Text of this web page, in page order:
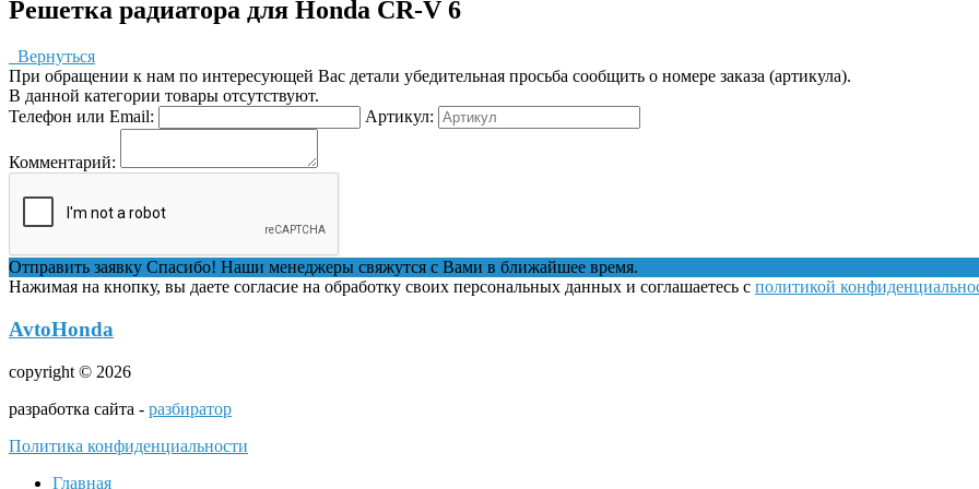
Решетка радиатора для Honda CR-V 6
Вернуться
При обращении к нам по интересующей Вас детали убедительная просьба сообщить о номере заказа (артикула).
В данной категории товары отсутствуют.
Телефон или Email:
Артикул:
Комментарий:
Отправить заявку Спасибо! Наши менеджеры свяжутся с Вами в ближайшее время.
Нажимая на кнопку, вы даете согласие на обработку своих персональных данных и соглашаетесь с политикой
AvtoHonda
copyright © 2026
разработка сайта - разбиратор
Политика конфиденциальности
Главная